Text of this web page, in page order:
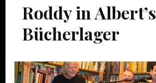
Roddy in Albert’s
Bücherlager